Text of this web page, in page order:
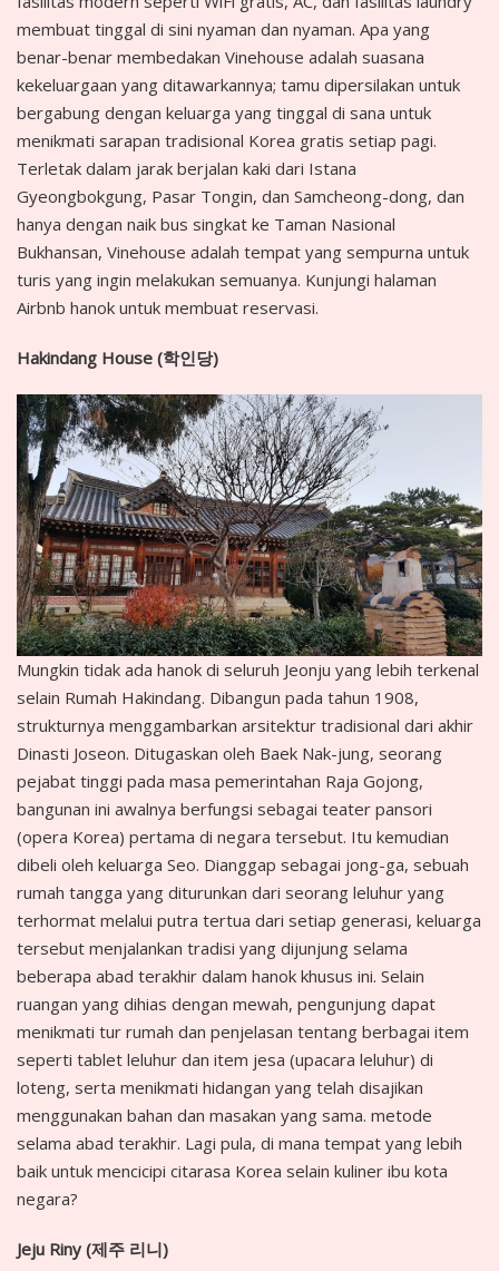
membuat tinggal di sini nyaman dan nyaman. Apa yang
benar-benar membedakan Vinehouse adalah suasana
kekeluargaan yang ditawarkannya; tamu dipersilakan untuk
bergabung dengan keluarga yang tinggal di sana untuk
menikmati sarapan tradisional Korea gratis setiap pagi.
Terletak dalam jarak berjalan kaki dari Istana
Gyeongbokgung, Pasar Tongin, dan Samcheong-dong, dan
hanya dengan naik bus singkat ke Taman Nasional
Bukhansan, Vinehouse adalah tempat yang sempurna untuk
turis yang ingin melakukan semuanya. Kunjungi halaman
Airbnb hanok untuk membuat reservasi.
Hakindang House (학인당)
Mungkin tidak ada hanok di seluruh Jeonju yang lebih terkenal
selain Rumah Hakindang. Dibangun pada tahun 1908,
strukturnya menggambarkan arsitektur tradisional dari akhir
Dinasti Joseon. Ditugaskan oleh Baek Nak-jung, seorang
pejabat tinggi pada masa pemerintahan Raja Gojong,
bangunan ini awalnya berfungsi sebagai teater pansori
(opera Korea) pertama di negara tersebut. Itu kemudian
dibeli oleh keluarga Seo. Dianggap sebagai jong-ga, sebuah
rumah tangga yang diturunkan dari seorang leluhur yang
terhormat melalui putra tertua dari setiap generasi, keluarga
tersebut menjalankan tradisi yang dijunjung selama
beberapa abad terakhir dalam hanok khusus ini. Selain
ruangan yang dihias dengan mewah, pengunjung dapat
menikmati tur rumah dan penjelasan tentang berbagai item
seperti tablet leluhur dan item jesa (upacara leluhur) di
loteng, serta menikmati hidangan yang telah disajikan
menggunakan bahan dan masakan yang sama. metode
selama abad terakhir. Lagi pula, di mana tempat yang lebih
baik untuk mencicipi citarasa Korea selain kuliner ibu kota
negara?
Jeju Riny (제주 리니)